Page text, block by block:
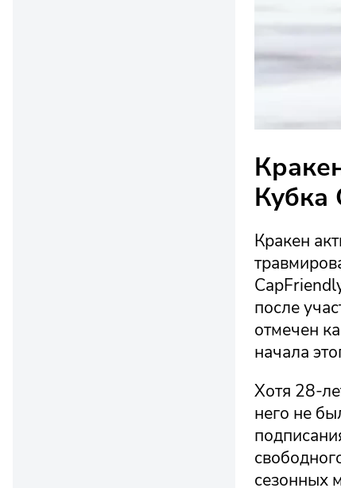
Кубка
Кракен
после
отмечен
начала
Хотя 28-
него не
сезонных